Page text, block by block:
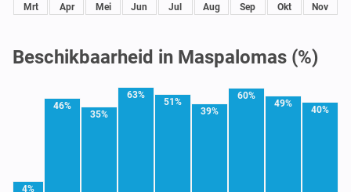
Mrt Apr Mei Jun Jul Aug Sep Okt Nov
Beschikbaarheid in Maspalomas (%)
4%
46%
35%
63%
51%
39%
60%
49%
40%